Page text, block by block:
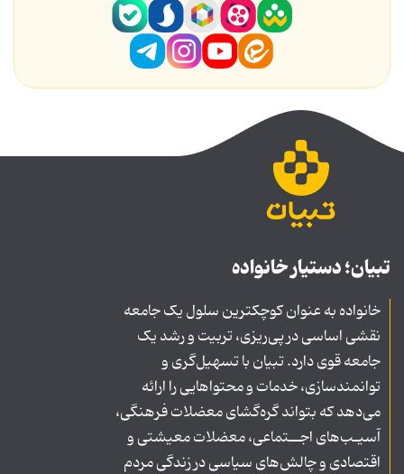
تبیان؛ دستیار خانواده
خانواده به عنوان کوچکترین سلول یک جامعه
نقشی اساسی در پی‌ریزی، تربیت و رشد یک
جامعه قوی دارد. تبیان با تسهیل‌گری و
توانمندسازی، خدمات و محتواهایی را ارائه
می‌دهد که بتواند گره‌گشای معضلات فرهنگی،
آسیـب‌های اجــتماعی، معضلات معیشتی و
اقتصادی و چالش‌های سیاسی در زندگی مردم